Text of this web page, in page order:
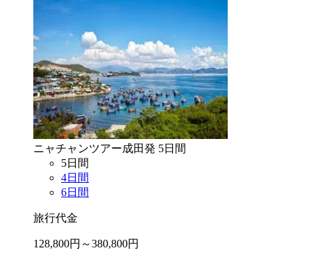
ニャチャンツアー成田発 5日間
5日間
4日間
6日間
旅行代金
128,800円～380,800円